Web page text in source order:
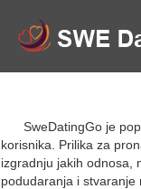
SweDatingGo je
korisnika. Prilika za
izgradnju jakih odnosa,
podudaranja i stvaranje